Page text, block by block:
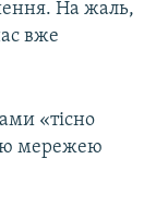
На жаль,
вже
«тісно
мережею